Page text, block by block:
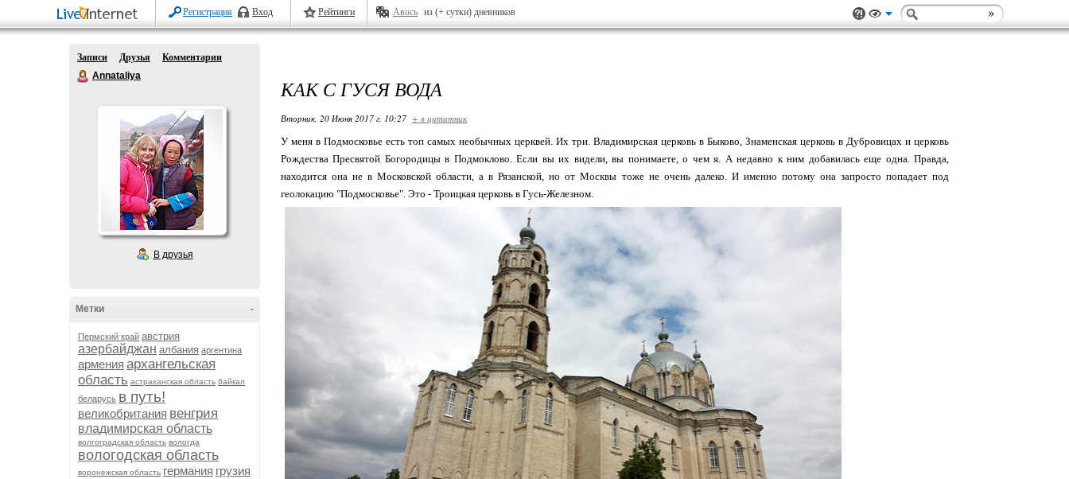
Регистрация Вход Рейтинги Авось из (+ сутки) дневников
Записи Друзья
Комментарии
Annataliya
В друзья
-
Метки
Пермский край австрия
азербайджан албания аргентина
армения архангельская
область астраханская область байкал
беларусь в путь!
великобритания венгрия
владимирская область
волгоградская область вологда
вологодская область
воронежская область германия грузия
КАК С ГУСЯ ВОДА
Вторник, 20 Июня 2017 г. 10:27 + в цитатник
У меня в Подмосковье есть топ самых необычных церквей. Их три. Владимирская церковь в Быково, Знаменская церковь в Дубровицах и церковь
Рождества Пресвятой Богородицы в Подмоклово. Если вы их видели, вы понимаете, о чем я. А недавно к ним добавилась еще одна. Правда,
находится она не в Московской области, а в Рязанской, но от Москвы тоже не очень далеко. И именно потому она запросто попадает под
геолокацию "Подмосковье". Это - Троицкая церковь в Гусь-Железном.